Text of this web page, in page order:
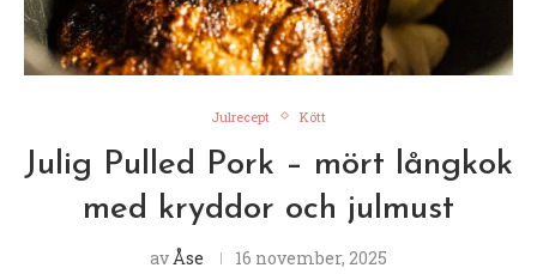
Julrecept Kött
Julig Pulled Pork – mört långkok
med kryddor och julmust
av Åse 16 november, 2025